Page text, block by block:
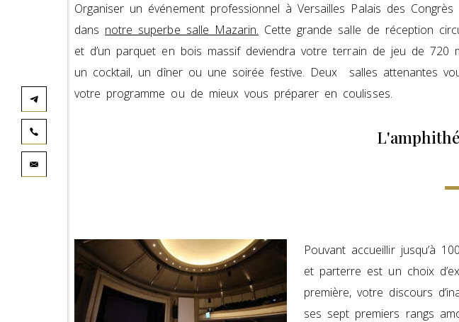
Organiser un événement professionnel à Versailles Palais des
dans notre superbe salle Mazarin. Cette grande salle de réception
et d’un parquet en bois massif deviendra votre terrain de jeu de 720
un cocktail, un dîner ou une soirée festive. Deux salles attenantes
votre programme ou de mieux vous préparer en coulisses.
Pouvant accueillir jusqu’à
et parterre est un choix
première, votre discours
ses sept premiers rangs